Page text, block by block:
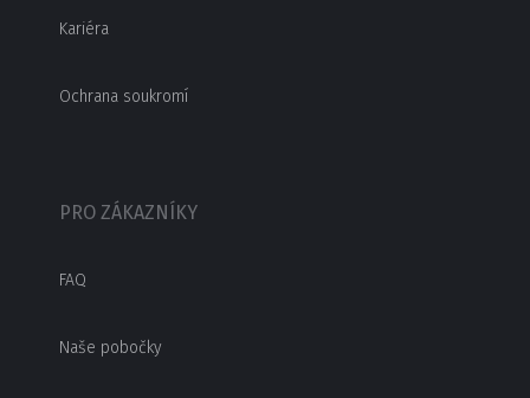
Kariéra
Ochrana soukromí
PRO ZÁKAZNÍKY
FAQ
Naše pobočky